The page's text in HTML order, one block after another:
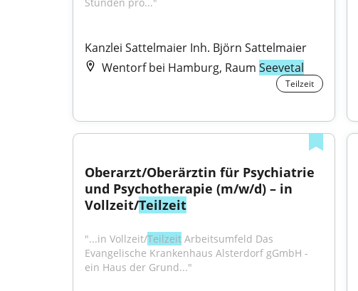
Kanzlei Sattelmaier Inh. Björn Sattelmaier
Wentorf bei Hamburg, Raum Seevetal
Teilzeit
Oberarzt/Oberärztin für Psychiatrie
und Psychotherapie (m/w/d) – in
Vollzeit/Teilzeit
"...in Vollzeit/Teilzeit Arbeitsumfeld Das
Evangelische Krankenhaus Alsterdorf gGmbH -
ein Haus der Grund..."